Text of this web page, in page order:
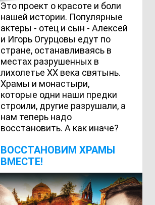
Это проект о красоте и боли
нашей истории. Популярные
актеры - отец и сын - Алексей
и Игорь Огурцовы едут по
стране, останавливаясь в
местах разрушенных в
лихолетье ХХ века святынь.
Храмы и монастыри,
которые одни наши предки
строили, другие разрушали, а
нам теперь надо
восстановить. А как иначе?
ВОCСТАНОВИМ ХРАМЫ
ВМЕСТЕ!